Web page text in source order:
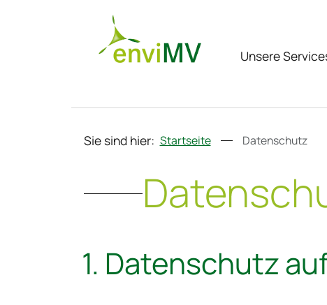
Unsere
Sie sind hier: Startseite Datenschutz
1. Datenschutz